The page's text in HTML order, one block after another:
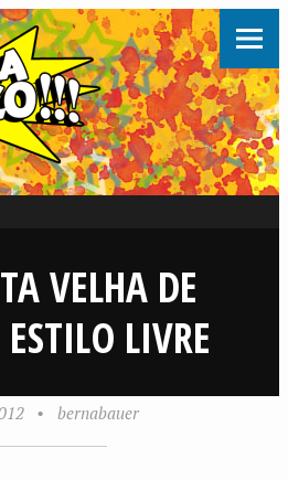
VELHA DE
LIVRE
• bernabauer